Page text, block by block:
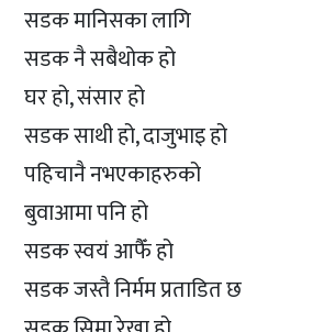
सडक मानिसका लागि
सडक नै सबैथोक हो
घर हो, संसार हो
सडक साथी हो, दाजुभाइ हो
पहिचानै नभएकाहरुको
बुवाआमा पनि हो
सडक स्वयं आफैँ हो
सडक जस्तै निर्मम प्रताडित छ